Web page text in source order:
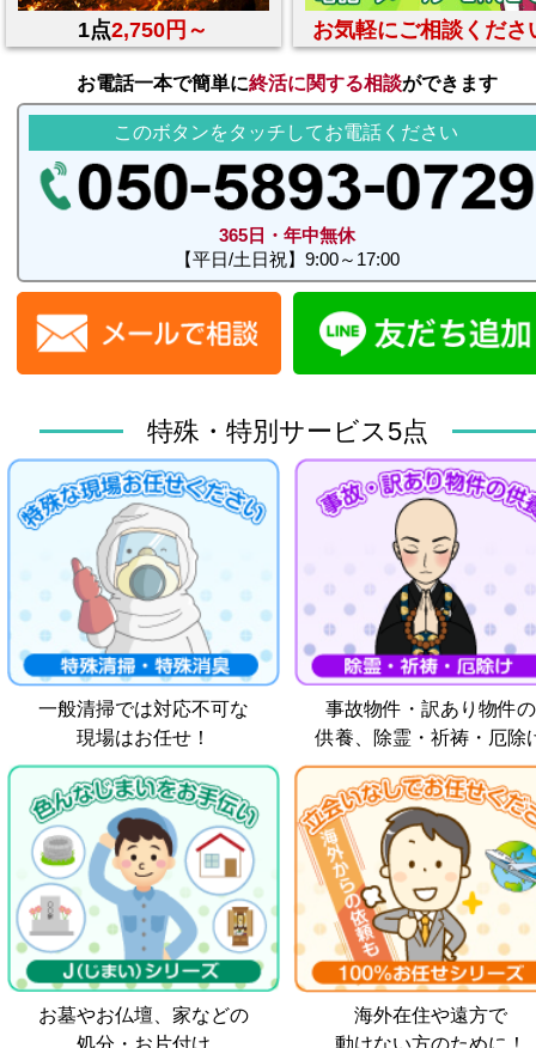
1点2,750円～ お気軽にご相談くださ
お電話一本で簡単に終活に関する相談ができます
このボタンをタッチしてお電話ください
365日・年中無休
【平日/土日祝】9:00～17:00
特殊・特別サービス5点
一般清掃では対応不可な
現場はお任せ！
事故物件・訳あり物件の
供養、除霊・祈祷・厄除
お墓やお仏壇、家などの
海外在住や遠方で